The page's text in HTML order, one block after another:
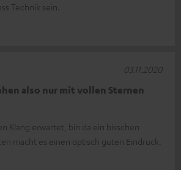
Technik sein.
also nur mit vollen Sternen
Klang erwartet, bin da ein bisschen
macht es einen optisch guten Eindruck.
03.11.2020